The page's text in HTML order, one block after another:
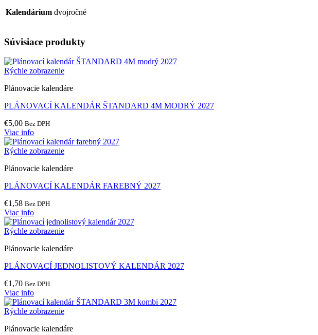
Kalendárium dvojročné
Súvisiace produkty
Rýchle zobrazenie
Plánovacie kalendáre
PLÁNOVACÍ KALENDÁR ŠTANDARD 4M MODRÝ 2027
€5,00 Bez DPH
Viac info
Rýchle zobrazenie
Plánovacie kalendáre
PLÁNOVACÍ KALENDÁR FAREBNÝ 2027
€1,58 Bez DPH
Viac info
Rýchle zobrazenie
Plánovacie kalendáre
PLÁNOVACÍ JEDNOLISTOVÝ KALENDÁR 2027
€1,70 Bez DPH
Viac info
Rýchle zobrazenie
Plánovacie kalendáre